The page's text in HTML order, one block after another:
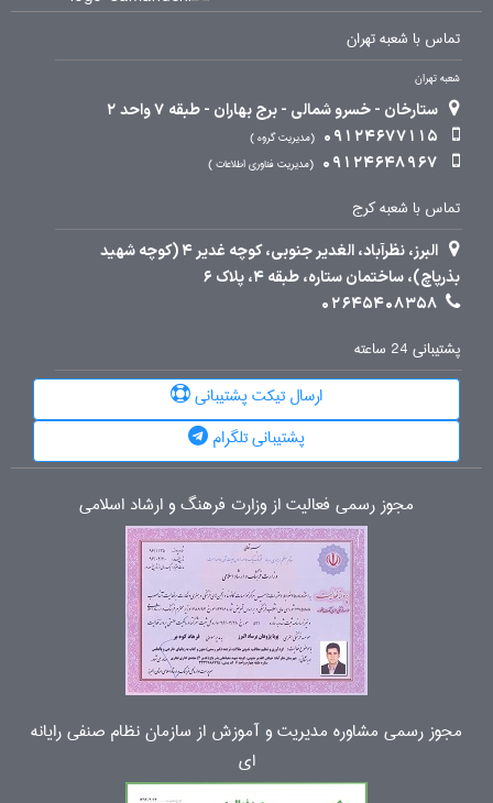
تماس با شعبه تهران
شعبه تهران
ستارخان - خسرو شمالی - برج بهاران - طبقه 7 واحد 2
09124677115
مدیریت گروه
09124648967 مدیریت فناوری اطلاعات
تماس با شعبه کرج
البرز، نظرآباد، الغدیر جنوبی، کوچه غدیر 4 (کوچه شهید
بذرپاچ)، ساختمان ستاره، طبقه 4، پلاک 6
02645408358
پشتیبانی 24 ساعته
ارسال تیکت پشتیبانی
پشتیبانی تلگرام
مجوز رسمی فعالیت از وزارت فرهنگ و ارشاد اسلامی
مجوز رسمی مشاوره مدیریت و آموزش از سازمان نظام صنفی رایانه
ای